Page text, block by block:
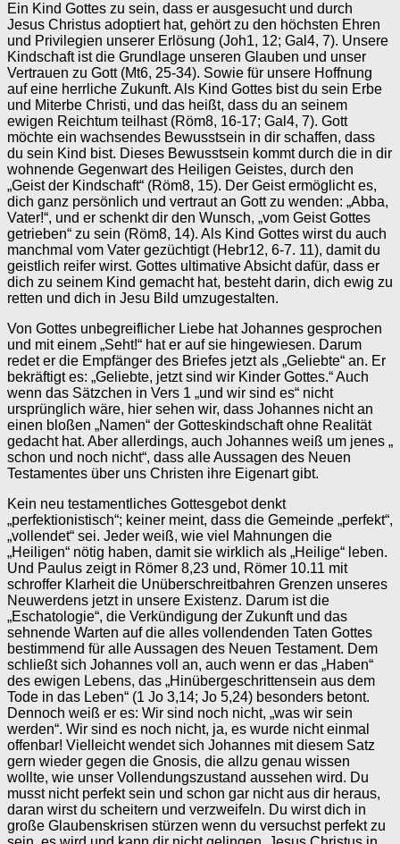
Ein Kind Gottes zu sein, dass er ausgesucht und durch
Jesus Christus adoptiert hat, gehört zu den höchsten Ehren
und Privilegien unserer Erlösung (Joh1, 12; Gal4, 7). Unsere
Kindschaft ist die Grundlage unseren Glauben und unser
Vertrauen zu Gott (Mt6, 25-34). Sowie für unsere Hoffnung
auf eine herrliche Zukunft. Als Kind Gottes bist du sein Erbe
und Miterbe Christi, und das heißt, dass du an seinem
ewigen Reichtum teilhast (Röm8, 16-17; Gal4, 7). Gott
möchte ein wachsendes Bewusstsein in dir schaffen, dass
du sein Kind bist. Dieses Bewusstsein kommt durch die in dir
wohnende Gegenwart des Heiligen Geistes, durch den
„Geist der Kindschaft“ (Röm8, 15). Der Geist ermöglicht es,
dich ganz persönlich und vertraut an Gott zu wenden: „Abba,
Vater!“, und er schenkt dir den Wunsch, „vom Geist Gottes
getrieben“ zu sein (Röm8, 14). Als Kind Gottes wirst du auch
manchmal vom Vater gezüchtigt (Hebr12, 6-7. 11), damit du
geistlich reifer wirst. Gottes ultimative Absicht dafür, dass er
dich zu seinem Kind gemacht hat, besteht darin, dich ewig zu
retten und dich in Jesu Bild umzugestalten.
Von Gottes unbegreiflicher Liebe hat Johannes gesprochen
und mit einem „Seht!“ hat er auf sie hingewiesen. Darum
redet er die Empfänger des Briefes jetzt als „Geliebte“ an. Er
bekräftigt es: „Geliebte, jetzt sind wir Kinder Gottes.“ Auch
wenn das Sätzchen in Vers 1 „und wir sind es“ nicht
ursprünglich wäre, hier sehen wir, dass Johannes nicht an
einen bloßen „Namen“ der Gotteskindschaft ohne Realität
gedacht hat. Aber allerdings, auch Johannes weiß um jenes „
schon und noch nicht“, dass alle Aussagen des Neuen
Testamentes über uns Christen ihre Eigenart gibt.
Kein neu testamentliches Gottesgebot denkt
„perfektionistisch“; keiner meint, dass die Gemeinde „perfekt“,
„vollendet“ sei. Jeder weiß, wie viel Mahnungen die
„Heiligen“ nötig haben, damit sie wirklich als „Heilige“ leben.
Und Paulus zeigt in Römer 8,23 und, Römer 10.11 mit
schroffer Klarheit die Unüberschreitbahren Grenzen unseres
Neuwerdens jetzt in unsere Existenz. Darum ist die
„Eschatologie“, die Verkündigung der Zukunft und das
sehnende Warten auf die alles vollendenden Taten Gottes
bestimmend für alle Aussagen des Neuen Testament. Dem
schließt sich Johannes voll an, auch wenn er das „Haben“
des ewigen Lebens, das „Hinübergeschrittensein aus dem
Tode in das Leben“ (1 Jo 3,14; Jo 5,24) besonders betont.
Dennoch weiß er es: Wir sind noch nicht, „was wir sein
werden“. Wir sind es noch nicht, ja, es wurde nicht einmal
offenbar! Vielleicht wendet sich Johannes mit diesem Satz
gern wieder gegen die Gnosis, die allzu genau wissen
wollte, wie unser Vollendungszustand aussehen wird. Du
musst nicht perfekt sein und schon gar nicht aus dir heraus,
daran wirst du scheitern und verzweifeln. Du wirst dich in
große Glaubenskrisen stürzen wenn du versuchst perfekt zu